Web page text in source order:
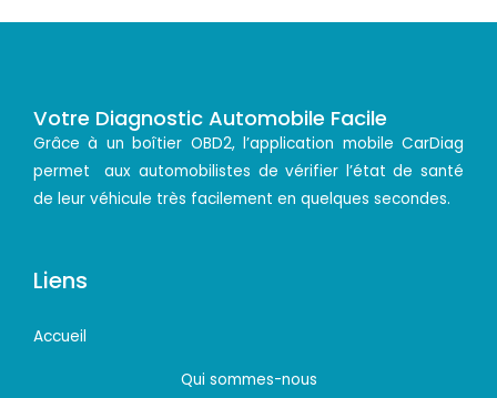
Votre Diagnostic Automobile Facile
Grâce à un boîtier OBD2, l’application mobile CarDiag
permet aux automobilistes de vérifier l’état de santé
de leur véhicule très facilement en quelques secondes.
Liens
Accueil
Qui sommes-nous